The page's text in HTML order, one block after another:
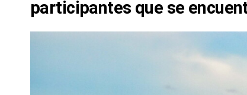
participantes que se